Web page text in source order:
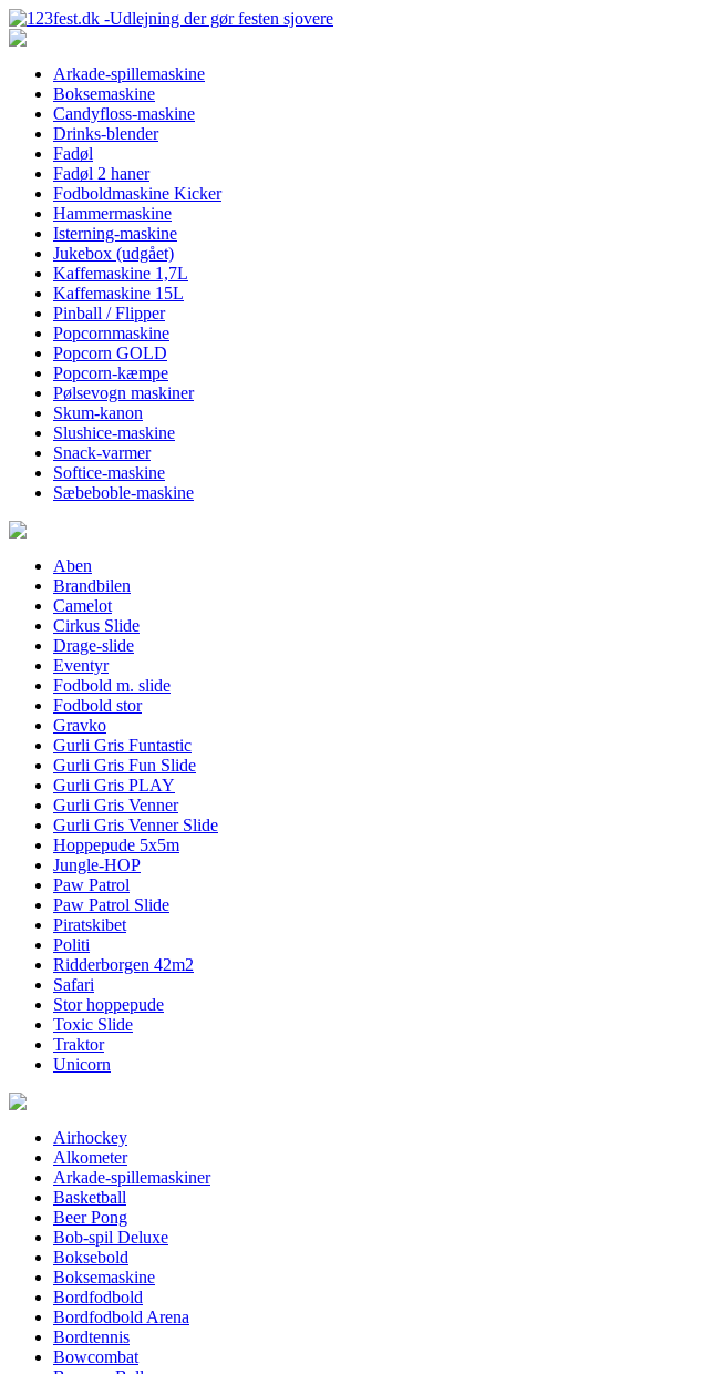
Arkade-spillemaskine
Boksemaskine
Candyfloss-maskine
Drinks-blender
Fadøl
Fadøl 2 haner
Fodboldmaskine Kicker
Hammermaskine
Isterning-maskine
Jukebox (udgået)
Kaffemaskine 1,7L
Kaffemaskine 15L
Pinball / Flipper
Popcornmaskine
Popcorn GOLD
Popcorn-kæmpe
Pølsevogn maskiner
Skum-kanon
Slushice-maskine
Snack-varmer
Softice-maskine
Sæbeboble-maskine
Aben
Brandbilen
Camelot
Cirkus Slide
Drage-slide
Eventyr
Fodbold m. slide
Fodbold stor
Gravko
Gurli Gris Funtastic
Gurli Gris Fun Slide
Gurli Gris PLAY
Gurli Gris Venner
Gurli Gris Venner Slide
Hoppepude 5x5m
Jungle-HOP
Paw Patrol
Paw Patrol Slide
Piratskibet
Politi
Ridderborgen 42m2
Safari
Stor hoppepude
Toxic Slide
Traktor
Unicorn
Airhockey
Alkometer
Arkade-spillemaskiner
Basketball
Beer Pong
Bob-spil Deluxe
Boksebold
Boksemaskine
Bordfodbold
Bordfodbold Arena
Bordtennis
Bowcombat